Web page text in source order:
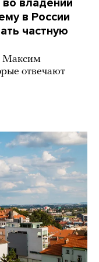
в России
частную
Максим
отвечают